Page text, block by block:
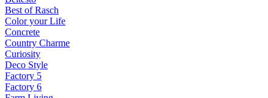
Best of Rasch
Color your Life
Concrete
Country Charme
Curiosity
Deco Style
Factory 5
Factory 6